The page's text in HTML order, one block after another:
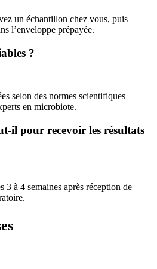
un échantillon chez vous, puis
l’enveloppe prépayée.
?
selon des normes scientifiques
en microbiote.
il pour recevoir les résultats
3 à 4 semaines après réception de